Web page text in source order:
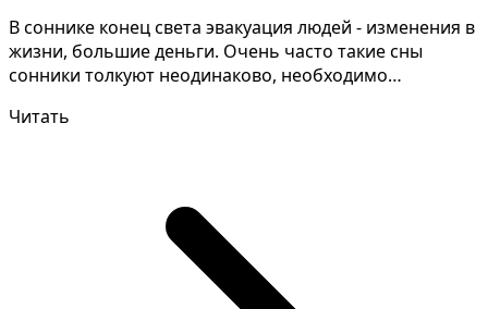
В соннике конец света эвакуация людей - изменения в
жизни, большие деньги. Очень часто такие сны
сонники толкуют неодинаково, необходимо
Читать